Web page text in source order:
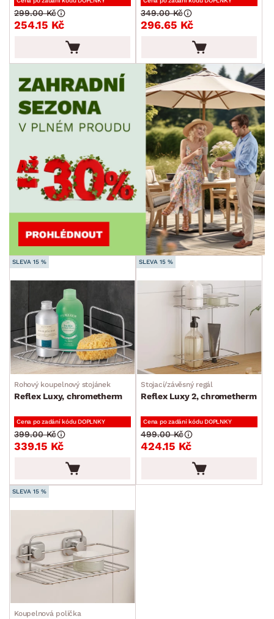
254.15 Kč
299.00 Kč
296.65 Kč
349.00 Kč
SLEVA 15 %
Rohový koupelnový stojánek
Reflex Luxy, chrometherm
Cena po zadání kódu DOPLNKY
339.15 Kč
399.00 Kč
SLEVA 15 %
Stojací/závěsný regál
Reflex Luxy 2, chrometherm
Cena po zadání kódu DOPLNKY
424.15 Kč
499.00 Kč
SLEVA 15 %
Koupelnová polička